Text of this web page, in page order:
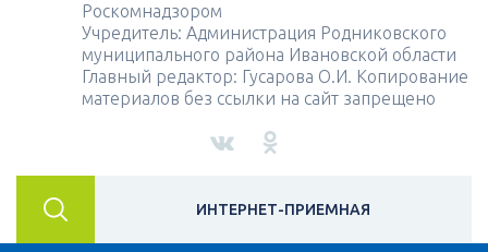
Роскомнадзором
Учредитель: Администрация Родниковского
муниципального района Ивановской области
Главный редактор: Гусарова О.И. Копирование
материалов без ссылки на сайт запрещено
ИНТЕРНЕТ-ПРИЕМНАЯ